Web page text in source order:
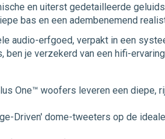
en uiterst gedetailleerde
bas en een adembenemend
audio-erfgoed, verpakt in een
je verzekerd van een hifi-
One™ woofers leveren een diepe,
Driven' dome-tweeters op de